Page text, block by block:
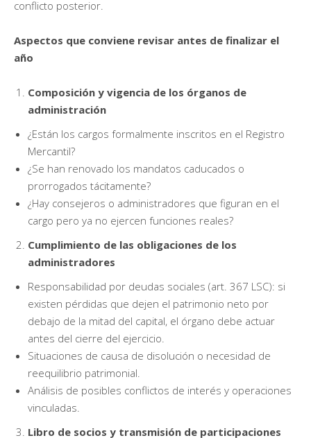
conflicto posterior.
Aspectos que conviene revisar antes de finalizar el
año
Composición y vigencia de los órganos de
administración
¿Están los cargos formalmente inscritos en el Registro
Mercantil?
¿Se han renovado los mandatos caducados o
prorrogados tácitamente?
¿Hay consejeros o administradores que figuran en el
cargo pero ya no ejercen funciones reales?
Cumplimiento de las obligaciones de los
administradores
Responsabilidad por deudas sociales (art. 367 LSC): si
existen pérdidas que dejen el patrimonio neto por
debajo de la mitad del capital, el órgano debe actuar
antes del cierre del ejercicio.
Situaciones de causa de disolución o necesidad de
reequilibrio patrimonial.
Análisis de posibles conflictos de interés y operaciones
vinculadas.
Libro de socios y transmisión de participaciones